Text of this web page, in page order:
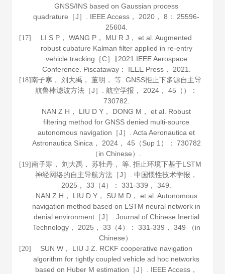
GNSS/INS based on Gaussian process
quadrature［J］. IEEE Access ， 2020 ，8 ： 25596-
25604.
[17]
LI S P， WANG P， MU R J， et al. Augmented
robust cubature Kalman filter applied in re-entry
vehicle tracking［C］∥2021 IEEE Aerospace
Conference. Piscataway： IEEE Press， 2021
[18]南子寒， 刘大禹， 董明， 等. GNSS拒止下多源自主导
航鲁棒滤波方法［J］.航空学报 ， 2024 ，45 （）：
730782.
NAN Z H， LIU D Y， DONG M， et al. Robust
filtering method for GNSS denied multi-source
autonomous navigation［J］.Acta Aeronautica et
Astronautica Sinica ， 2024， 45 （Sup 1）： 730782
（in Chinese）.
[19] 南子寒， 刘大禹， 苏牡丹， 等. 拒止环境下基于LSTM
神经网络的自主导航方法［J］.中国惯性技术学报 ，
2025 ，33 （4）： 331-339， 349.
NAN Z H， LIU D Y， SU M D， et al. Autonomous
navigation method based on LSTM neural network in
denial environment［J］. Journal of Chinese Inertial
Technology， 2025 ， 33 （4）： 331-339， 349 （in
Chinese）.
[20]
SUN W， LIU J Z. RCKF cooperative navigation
algorithm for tightly coupled vehicle ad hoc networks
based on Huber M estimation［J］. IEEE Access ，